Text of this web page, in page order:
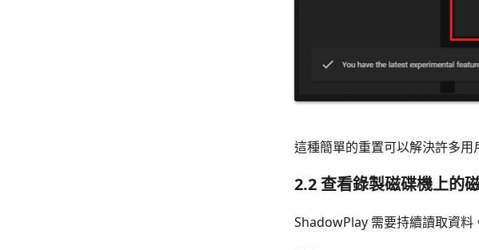
這種簡單的重置可以解決許多用
2.2 查看錄製磁碟機上的
ShadowPlay 需要持續讀取資